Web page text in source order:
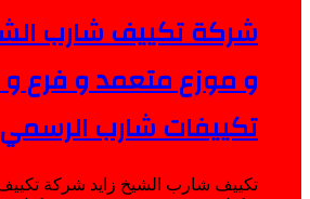
شركة تكييف شارب
و موزع متعمد و فرع
تكييفات شارب الرسمي
تكييف شارب الشيخ زايد شركة